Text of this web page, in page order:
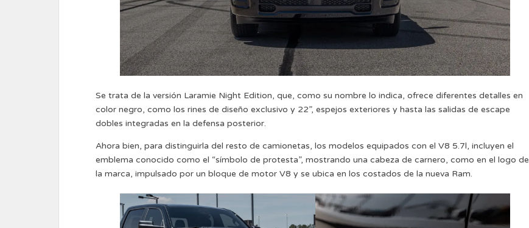
Se trata de la versión Laramie Night Edition, que, como su nombre lo indica, ofrece diferentes detalles en
color negro, como los rines de diseño exclusivo y 22”, espejos exteriores y hasta las salidas de escape
dobles integradas en la defensa posterior.
Ahora bien, para distinguirla del resto de camionetas, los modelos equipados con el V8 5.7l, incluyen el
emblema conocido como el “símbolo de protesta”, mostrando una cabeza de carnero, como en el logo de
la marca, impulsado por un bloque de motor V8 y se ubica en los costados de la nueva Ram.